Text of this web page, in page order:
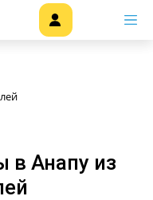
в Анапу из